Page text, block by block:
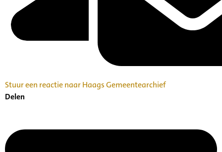
Stuur een reactie naar Haags Gemeentearchief
Delen